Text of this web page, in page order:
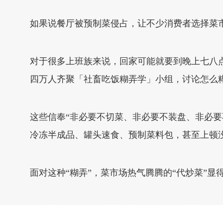
如果说餐厅被预制菜侵占，让不少消费者选择菜
对于很多上班族来说，回家可能就要到晚上七
四万人齐聚「社畜吃饭糊弄学」小组，讨论怎么
这些信奉“非必要不切菜、非必要不装盘、非必
冷冻半成品、罐头速食、预制菜料包，甚至上
面对这种“糊弄”，菜市场热气腾腾的“代炒菜”显